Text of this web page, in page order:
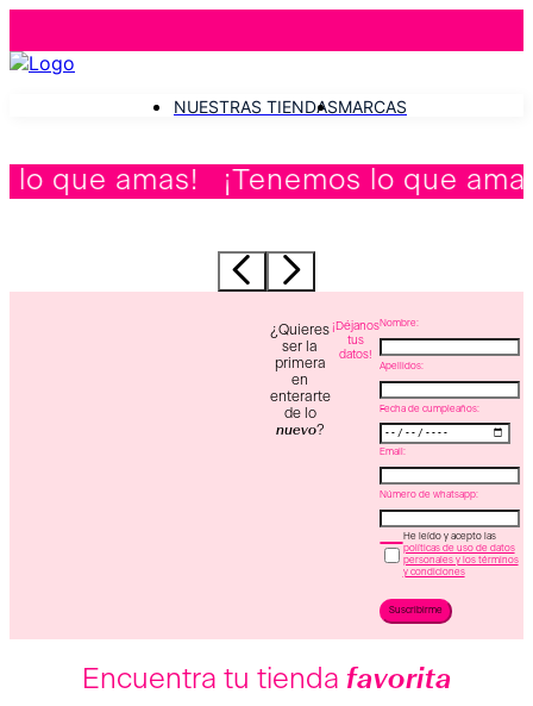
NUESTRAS TIENDASMARCAS
¡Tenemos lo que amas!
¿Quieres
ser la
primera
en
enterarte
de lo
nuevo?
¡Déjanos
tus
datos!
Nombre:
Apellidos:
Fecha de cumpleaños:
Email:
Número de whatsapp:
He leído y acepto las
políticas de uso de datos
personales y los términos
y condiciones
Suscribirme
Encuentra tu tienda favorita